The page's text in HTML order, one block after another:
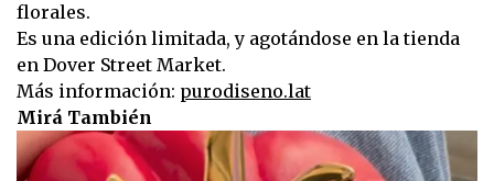
florales.
Es una edición limitada, y agotándose en la tienda
en Dover Street Market.
Más información: purodiseno.lat
Mirá También